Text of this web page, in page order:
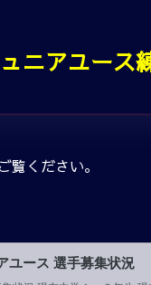
ニアユー
覧ください。